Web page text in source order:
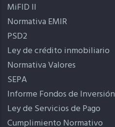
MiFID II
Normativa EMIR
PSD2
Ley de crédito inmobiliario
Normativa Valores
SEPA
Informe Fondos de Inversión
Ley de Servicios de Pago
Cumplimiento Normativo